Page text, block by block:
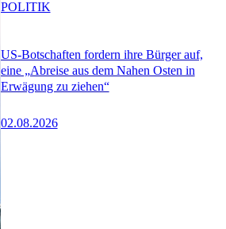
US-Botschaften fordern ihre Bürger auf,
eine „Abreise aus dem Nahen Osten in
Erwägung zu ziehen“
02.08.2026
POLITIK